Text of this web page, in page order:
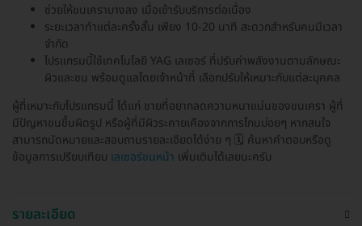
ช่วยให้ขนเคราบางลง เมื่อเข้ารับบริการต่อเนื่อง
ระยะเวลาทำแต่ละครั้งสั้น เพียง 10-20 นาที สะดวกสำหรับคนมีเวลา
จำกัด
โปรแกรมนี้ใช้เทคโนโลยี YAG เลเซอร์ ที่ปรับค่าพลังงานตามลักษณะ
ผิวและขน พร้อมดูแลโดยเจ้าหน้าที่ เลือกปรับให้เหมาะกับแต่ละบุคคล
ผู้ที่เหมาะกับโปรแกรมนี้ ได้แก่ ชายที่อยากลดความหนาแน่นของขนเครา ผู้ที่
มีปัญหาขนขึ้นผิดรูป หรือผู้ที่มีผิวระคายเคืองจากการโกนบ่อยๆ หากสนใจ
สามารถนัดหมายและสอบถามรายละเอียดได้ง่าย ๆ 🗓️ ค้นหาคำตอบหรือดู
ข้อมูลการเปรียบเทียบ เลเซอร์ขนหน้า เพิ่มเติมได้เลยนะครับ
รายละเอียด